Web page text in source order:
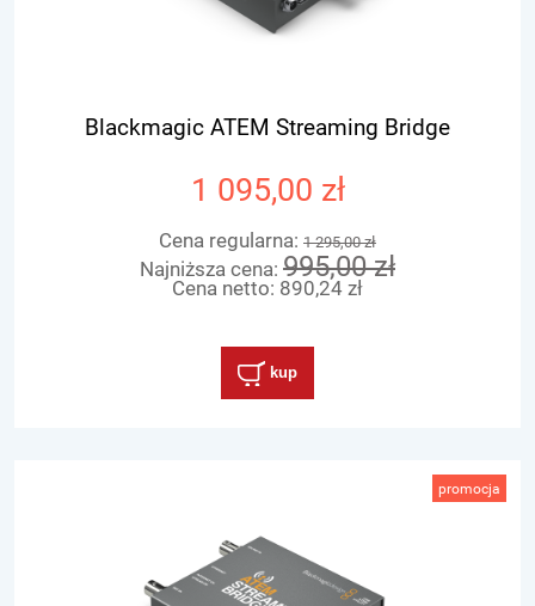
Blackmagic ATEM Streaming Bridge
1 095,00 zł
Cena regularna: 1 295,00 zł
Najniższa cena: 995,00 zł
Cena netto: 890,24 zł
kup
promocja